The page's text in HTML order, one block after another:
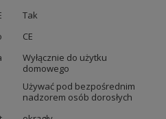
Tak
CE
Wyłącznie do użytku
domowego
Używać pod bezpośrednim
nadzorem osób dorosłych